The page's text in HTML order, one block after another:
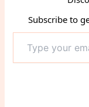
Subscribe to
your
email…